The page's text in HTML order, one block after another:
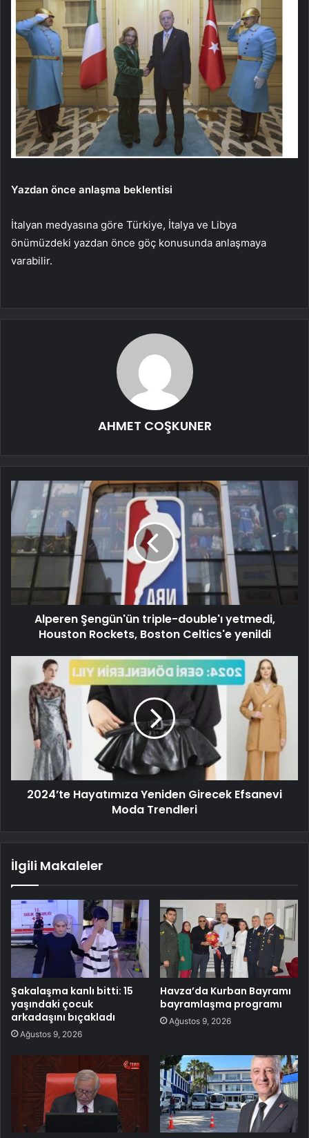
Yazdan önce anlaşma beklentisi
İtalyan medyasına göre Türkiye, İtalya ve Libya
önümüzdeki yazdan önce göç konusunda anlaşmaya
varabilir.
AHMET COŞKUNER
Alperen Şengün'ün triple-double'ı yetmedi,
Houston Rockets, Boston Celtics'e yenildi
2024’te Hayatımıza Yeniden Girecek Efsanevi
Moda Trendleri
İlgili Makaleler
Şakalaşma kanlı bitti: 15
yaşındaki çocuk
arkadaşını bıçakladı
Ağustos 9, 2026
Havza’da Kurban Bayramı
bayramlaşma programı
Ağustos 9, 2026